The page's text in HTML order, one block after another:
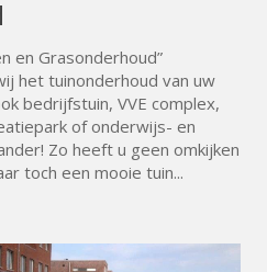
en Grasonderhoud”
het tuinonderhoud van uw
bedrijfstuin, VVE complex,
of onderwijs- en
Zo heeft u geen omkijken
toch een mooie tuin...